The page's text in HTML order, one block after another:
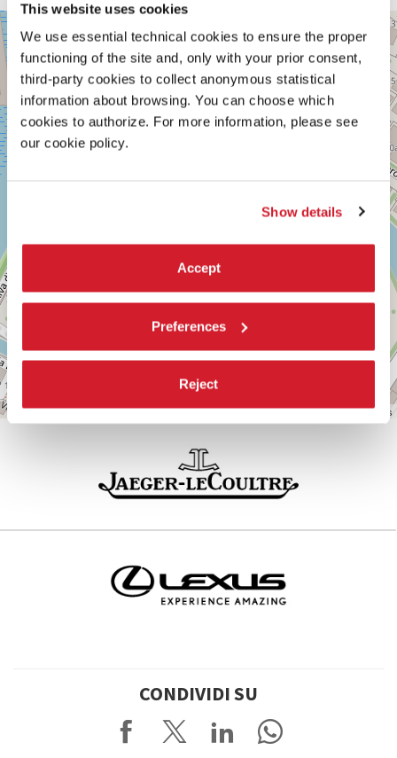
This website uses cookies
We use essential technical cookies to ensure the proper
functioning of the site and, only with your prior consent,
third-party cookies to collect anonymous statistical
information about browsing. You can choose which
cookies to authorize. For more information, please see
our cookie policy.
Show details
Accept
Preferences
Reject
PALABIENNALE
VIA
SANDRO
GALLO
86
30126
LIDO
DI
VENEZIA
TEL.
SCOPRI LA SEDE
Leaflet| ©OpenStreetMapcontributors
CONDIVIDI SU